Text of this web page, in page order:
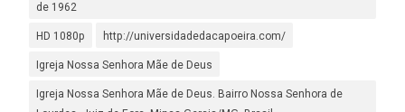
de 1962
HD 1080p http://universidadedacapoeira.com/
Igreja Nossa Senhora Mãe de Deus
Igreja Nossa Senhora Mãe de Deus. Bairro Nossa Senhora de